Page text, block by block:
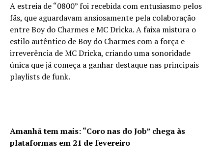
A estreia de “0800” foi recebida com entusiasmo pelos
fãs, que aguardavam ansiosamente pela colaboração
entre Boy do Charmes e MC Dricka. A faixa mistura o
estilo autêntico de Boy do Charmes com a força e
irreverência de MC Dricka, criando uma sonoridade
única que já começa a ganhar destaque nas principais
playlists de funk.
Amanhã tem mais: “Coro nas do Job” chega às
plataformas em 21 de fevereiro